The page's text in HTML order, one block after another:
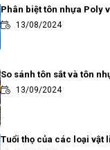
Phân biệt tôn nhựa Poly
13/08/2024
So sánh tôn sắt và tôn
13/09/2024
Tuổi thọ của các loại vật